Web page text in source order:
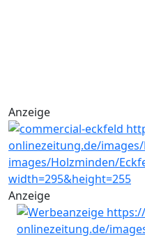
Anzeige
Anzeige